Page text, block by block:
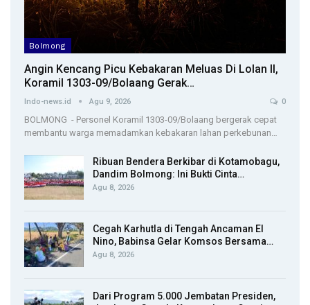
Bolmong
Angin Kencang Picu Kebakaran Meluas Di Lolan II,
Koramil 1303-09/Bolaang Gerak…
Indo-news.id Agu 9, 2026 0
BOLMONG - Personel Koramil 1303-09/Bolaang bergerak cepat
membantu warga memadamkan kebakaran lahan perkebunan…
Ribuan Bendera Berkibar di Kotamobagu,
Dandim Bolmong: Ini Bukti Cinta…
Agu 8, 2026
Cegah Karhutla di Tengah Ancaman El
Nino, Babinsa Gelar Komsos Bersama…
Agu 8, 2026
Dari Program 5.000 Jembatan Presiden,